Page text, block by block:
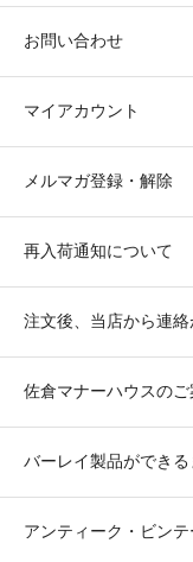
お問い合わせ
マイアカウント
メルマガ登録・解除
再入荷通知について
注文後、当店から連
佐倉マナーハウスのご
バーレイ製品ができる
アンティーク・ビン